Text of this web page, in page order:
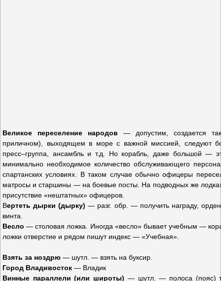
Великое переселение народов — допустим, создается
приличном), выходящем в море с важной миссией, следуют
пресс–группа, ансамбль и т.д. Но корабль, даже большой —
минимально необходимое количество обслуживающего
спартанских условиях. В таком случае обычно офицеры
матросы и старшины — на боевые посты. На подводных же
присутствие «нештатных» офицеров.
Вертеть дырки (дырку) — разг. обр. — получить награду,
винта.
Весло — столовая ложка. Иногда «весло» бывает учебным —
ложки отверстие и рядом пишут индекс — «Учебная».
Взять за ноздрю — шутл. — взять на буксир.
Город Владивосток — Владик
Винные параллели (или широты) — шутл. — полоса (пояс)